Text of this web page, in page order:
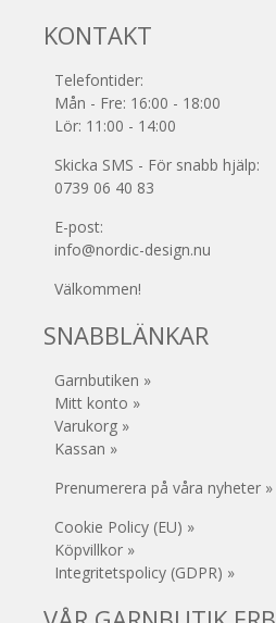
KONTAKT
Telefontider:
Mån - Fre: 16:00 - 18:00
Lör: 11:00 - 14:00
Skicka SMS - För snabb hjälp:
0739 06 40 83
E-post:
info@nordic-design.nu
Välkommen!
SNABBLÄNKAR
Garnbutiken »
Mitt konto »
Varukorg »
Kassan »
Prenumerera på våra nyheter »
Cookie Policy (EU) »
Köpvillkor »
Integritetspolicy (GDPR) »